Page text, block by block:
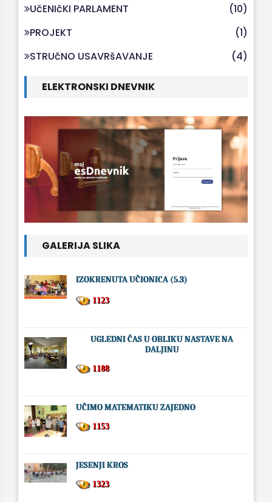
UčENIčKI PARLAMENT
(10)
PROJEKT
(1)
STRUčNO USAVRšAVANJE
(4)
ELEKTRONSKI DNEVNIK
GALERIJA SLIKA
IZOKRENUTA UČIONICA (5.3)
1123
UGLEDNI ČAS U OBLIKU NASTAVE NA
DALJINU
1188
UČIMO MATEMATIKU ZAJEDNO
1153
JESENJI KROS
1323